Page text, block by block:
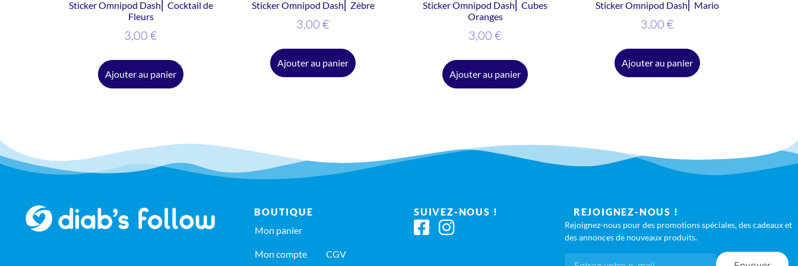
Sticker Omnipod Dash⎜ Cocktail de
Fleurs
3,00 €
Ajouter au panier
Sticker Omnipod Dash⎜ Zèbre
3,00 €
Ajouter au panier
Sticker Omnipod Dash⎜ Cubes
Oranges
3,00 €
Ajouter au panier
Sticker Omnipod Dash⎜ Mario
3,00 €
Ajouter au panier
BOUTIQUE
Mon panier
Mon compte CGV
SUIVEZ-NOUS ! REJOIGNEZ-NOUS !
Rejoignez-nous pour des promotions spéciales, des cadeaux et
des annonces de nouveaux produits.